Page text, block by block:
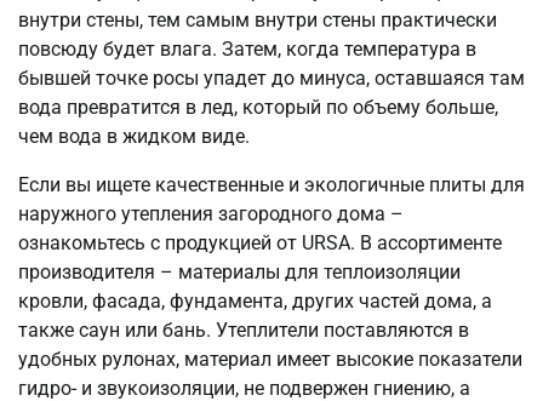
внутри стены, тем самым внутри стены практически
повсюду будет влага. Затем, когда температура в
бывшей точке росы упадет до минуса, оставшаяся там
вода превратится в лед, который по объему больше,
чем вода в жидком виде.
Если вы ищете качественные и экологичные плиты для
наружного утепления загородного дома –
ознакомьтесь с продукцией от URSA. В ассортименте
производителя – материалы для теплоизоляции
кровли, фасада, фундамента, других частей дома, а
также саун или бань. Утеплители поставляются в
удобных рулонах, материал имеет высокие показатели
гидро- и звукоизоляции, не подвержен гниению, а